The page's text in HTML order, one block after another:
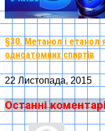
§30. Метанол і етанол
одноатомних спиртів
22 Листопада, 2015
Останні коментарі